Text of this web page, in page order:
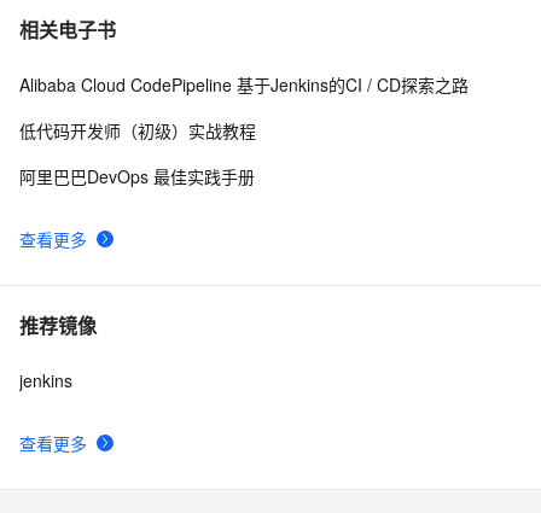
10
相关电子书
查看更多
Alibaba Cloud CodePipeline 基于Jenkins的CI / CD探索之路
低代码开发师（初级）实战教程
阿里巴巴DevOps 最佳实践手册
推荐镜像
查看更多
jenkins